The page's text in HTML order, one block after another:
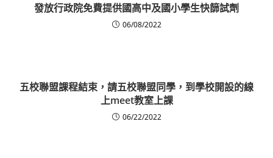
發放行政院免費提供國高中及國小學生快篩試劑
06/08/2022
五校聯盟課程結束，請五校聯盟同學，到學校開設的線
上meet教室上課
06/22/2022